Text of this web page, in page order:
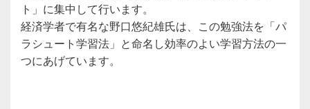
ト」に集中して行います。
経済学者で有名な野口悠紀雄氏は、この勉強法を「パ
ラシュート学習法」と命名し効率のよい学習方法の一
つにあげています。